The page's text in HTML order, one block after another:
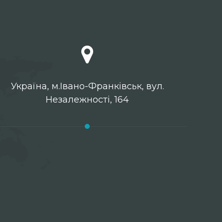
Українa, м.Івано-Франківськ, вул.
Незалежності, 164